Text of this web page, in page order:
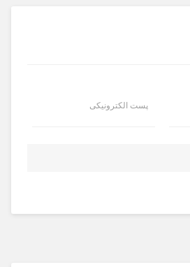
پست الکترونیکی